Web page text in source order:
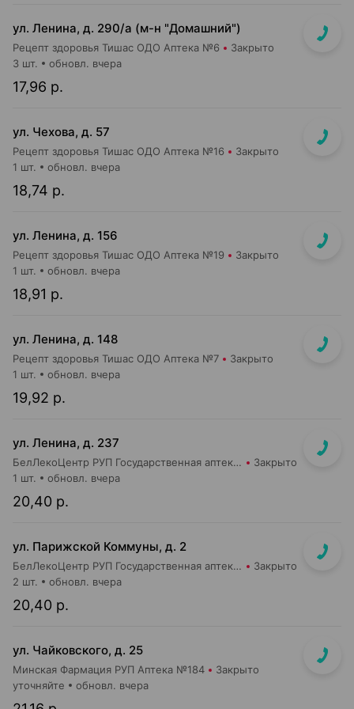
ул. Ленина, д. 290/а (м-н "Домашний")
Рецепт здоровья Тишас ОДО Аптека №6 Закрыто
17,96 р.
3 шт. обновл. вчера
ул. Чехова, д. 57
Рецепт здоровья Тишас ОДО Аптека №16 Закрыто
18,74 р.
1 шт. обновл. вчера
ул. Ленина, д. 156
Рецепт здоровья Тишас ОДО Аптека №19 Закрыто
18,91 р.
1 шт. обновл. вчера
ул. Ленина, д. 148
Рецепт здоровья Тишас ОДО Аптека №7 Закрыто
19,92 р.
1 шт. обновл. вчера
ул. Ленина, д. 237
БелЛекоЦентр РУП Государственная аптека №47 Закрыто
20,40 р.
1 шт. обновл. вчера
ул. Парижской Коммуны, д. 2
БелЛекоЦентр РУП Государственная аптека №19 Закрыто
20,40 р.
2 шт. обновл. вчера
ул. Чайковского, д. 25
Минская Фармация РУП Аптека №184 Закрыто
уточняйте обновл. вчера